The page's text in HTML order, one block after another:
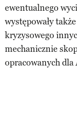
ewentualnego
występowały
kryzysowego
mechanicznie
opracowanych